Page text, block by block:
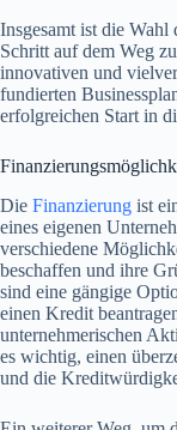
Insgesamt ist die Wahl
Schritt auf dem Weg
innovativen und
fundierten
erfolgreichen Start in
Die Finanzierung ist
eines eigenen
verschiedene
beschaffen und ihre
sind eine gängige
einen Kredit
unternehmerischen
es wichtig, einen
und die